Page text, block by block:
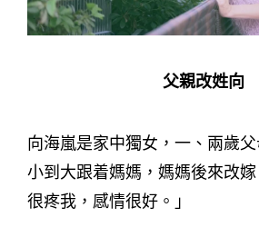
父親改姓向
向海嵐是家中獨女，一、兩歲
小到大跟着媽媽，媽媽後來改
很疼我，感情很好。」